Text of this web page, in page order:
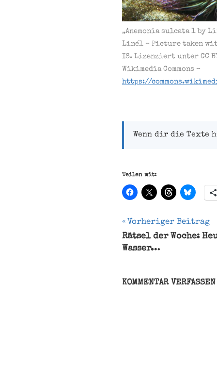
„Anemonia sulcata 1 by
Liné1 – Picture taken
IS. Lizenziert unter CC
Wikimedia Commons –
https://
Wenn dir die Texte
Teilen mit:
Blumentiere
Nesseltiere
Vorheriger Beitrag
Rätsel der Woche:
Wasser…
KOMMENTAR VERFASSEN